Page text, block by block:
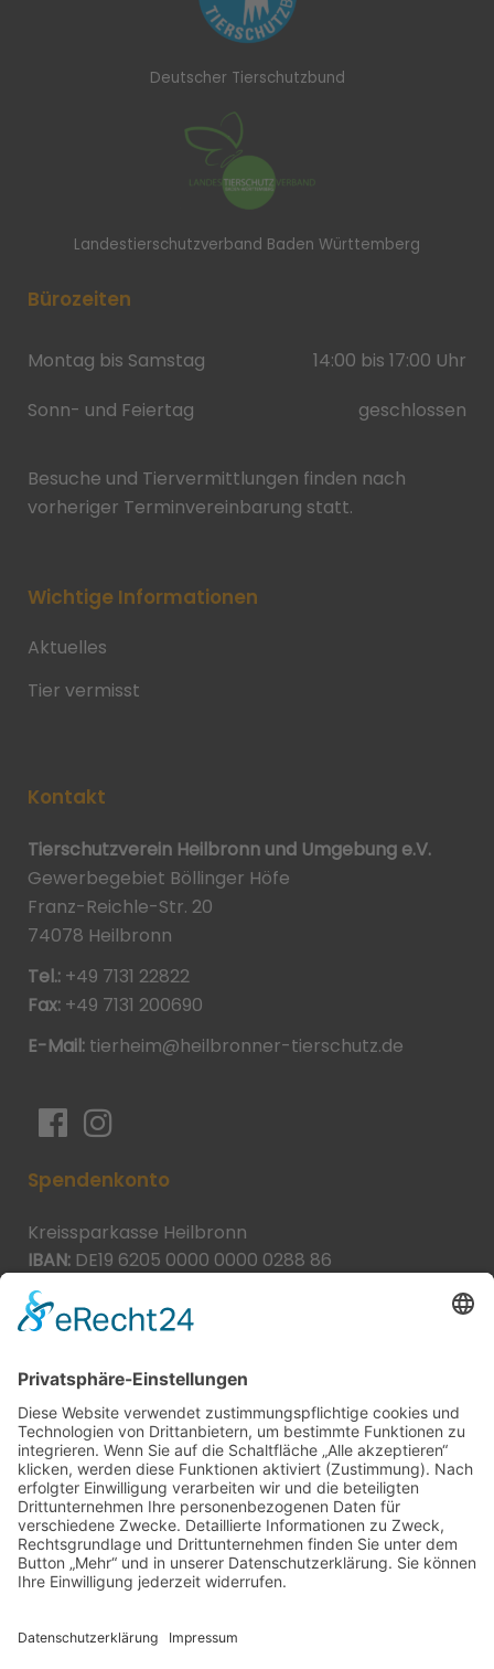
Deutscher Tierschutzbund
Landestierschutzverband Baden Württemberg
Bürozeiten
Montag bis Samstag
14:00 bis 17:00 Uhr
Sonn- und Feiertag
geschlossen
Besuche und Tiervermittlungen finden nach
vorheriger Terminvereinbarung statt.
Wichtige Informationen
Aktuelles
Tier vermisst
Kontakt
Tierschutzverein Heilbronn und Umgebung e.V.
Gewerbegebiet Böllinger Höfe
Franz-Reichle-Str. 20
74078 Heilbronn
Tel.: +49 7131 22822
Fax: +49 7131 200690
E-Mail: tierheim@heilbronner-tierschutz.de
Spendenkonto
Kreissparkasse Heilbronn
IBAN: DE19 6205 0000 0000 0288 86
BIC:
Spende direkt via PayPal
JETZT SPENDEN
paypal@heilbronner-tierschutz.de